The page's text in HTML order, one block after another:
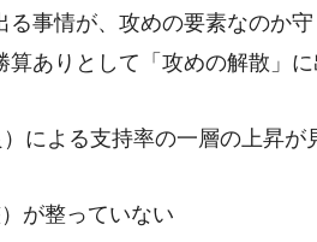
る事情が、攻めの要素なのか
ありとして「攻めの解散」に
による支持率の一層の上昇が
が整っていない